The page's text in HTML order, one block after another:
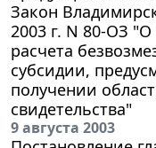
Закон
2003 г. N 80-ОЗ
расчета
субсидии,
получении
свидетельства"
9 августа 2003